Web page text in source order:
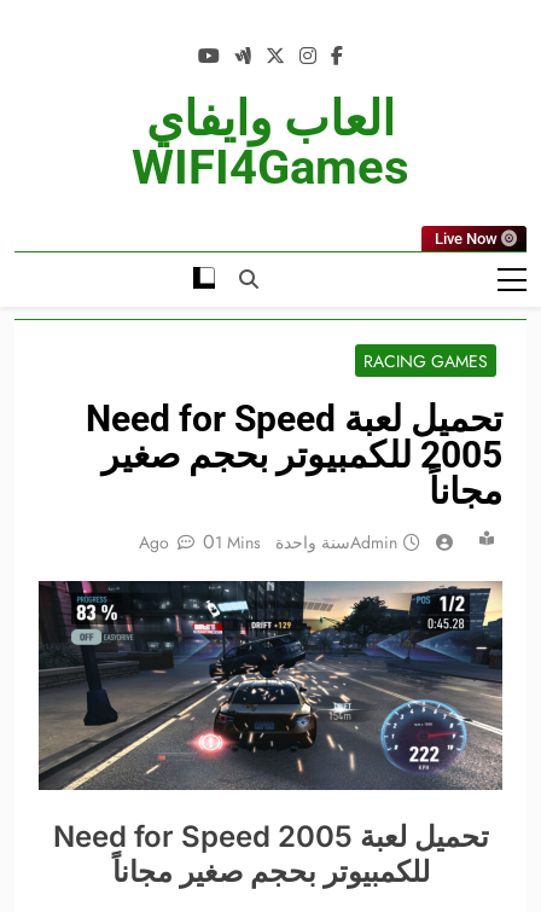
العاب وايفاي
WIFI4Games
Live Now
RACING GAMES
تحميل لعبة Need for Speed
2005 للكمبيوتر بحجم صغير
مجاناً
Adminسنة واحدة Ago 01 Mins
تحميل لعبة Need for Speed 2005
للكمبيوتر بحجم صغير مجاناً